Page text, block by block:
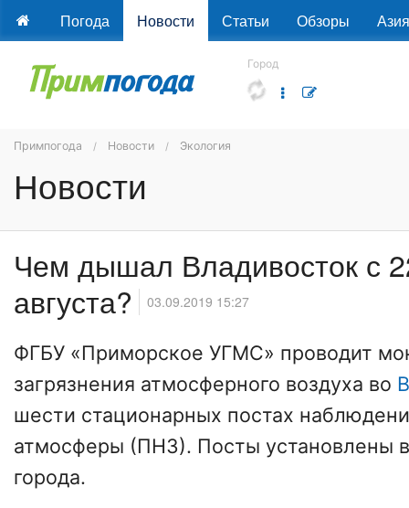
Погода Новости Статьи Обзоры Азия
Город
Примпогода Новости Экология
Новости
Чем дышал Владивосток с
августа?
03.09.2019 15:27
ФГБУ «Приморское УГМС» проводит
загрязнения атмосферного воздуха во
шести стационарных постах
атмосферы (ПНЗ). Посты установлены
города.